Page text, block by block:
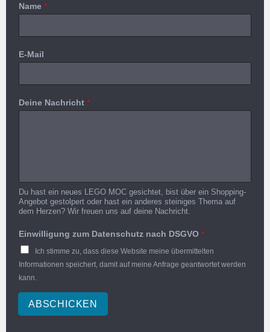
Name *
E-Mail
Deine Nachricht *
Du hast ein neues LEGO MOC gesichtet, bist über ein Shopping-
Angebot gestolpert oder hast ein anderes steiniges Thema auf
dem Herzen? Wir freuen uns auf deine Nachricht.
Einwilligung zum Datenschutz nach DSGVO *
Ich stimme zu, dass diese Website meine übermittelten
Informationen speichert, damit auf meine Anfrage geantwortet werden
kann.
ABSCHICKEN